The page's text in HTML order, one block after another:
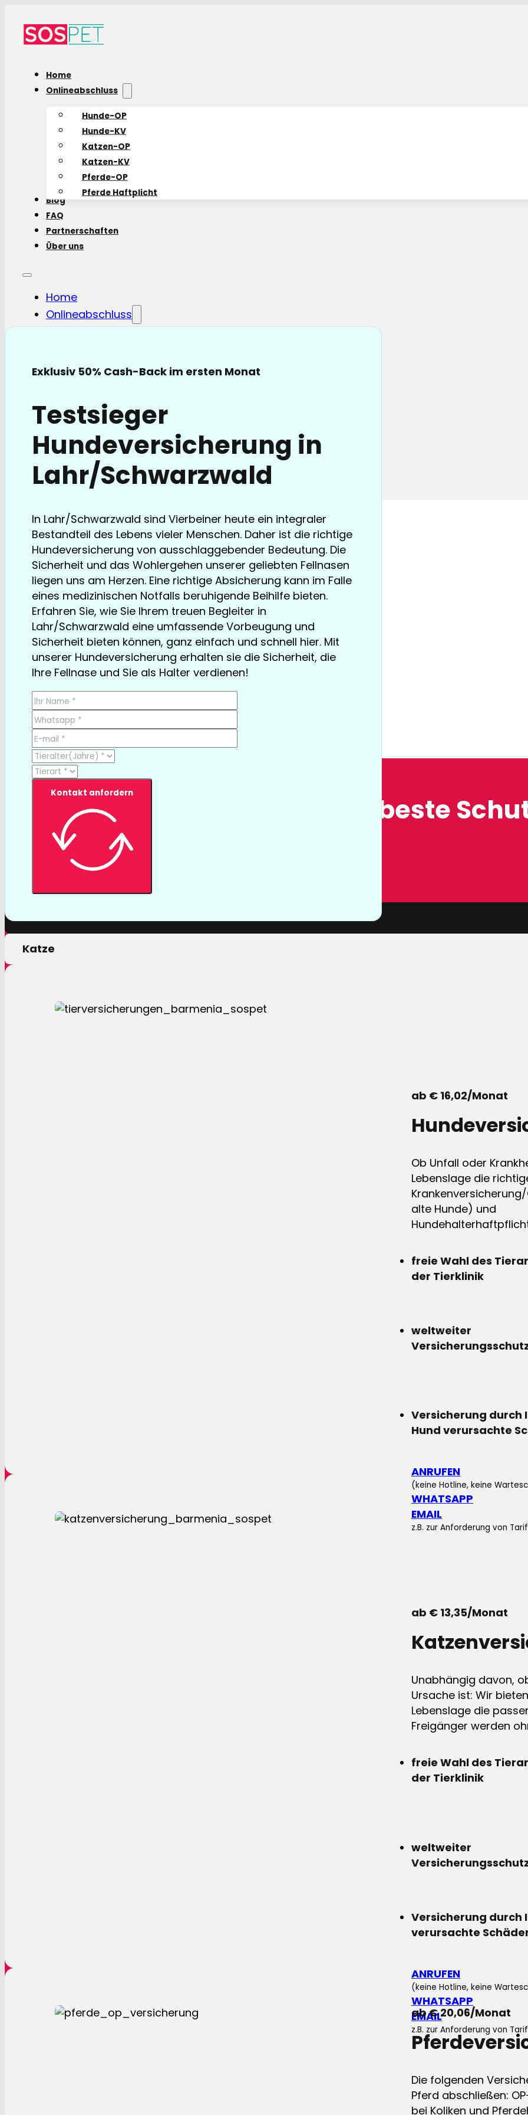
Home
Onlineabschluss
Hunde-OP
Hunde-KV
Katzen-OP
Katzen-KV
Pferde-OP
Pferde Haftplicht
Blog
FAQ
Partnerschaften
Über uns
Home
Onlineabschluss
Hunde-OP
Katzen-KV
Pferde Haftplicht
Blog
FAQ
Partnerschaften
Über uns
Exklusiv 50% Cash-Back im ersten Monat
Testsieger
Hundeversicherung in
Lahr/Schwarzwald
In Lahr/Schwarzwald sind Vierbeiner heute ein integraler
Bestandteil des Lebens vieler Menschen. Daher ist die richtige
Hundeversicherung von ausschlaggebender Bedeutung. Die
Sicherheit und das Wohlergehen unserer geliebten Fellnasen
liegen uns am Herzen. Eine richtige Absicherung kann im Falle
eines medizinischen Notfalls beruhigende Beihilfe bieten.
Erfahren Sie, wie Sie Ihrem treuen Begleiter in
Lahr/Schwarzwald eine umfassende Vorbeugung und
Sicherheit bieten können, ganz einfach und schnell hier. Mit
unserer Hundeversicherung erhalten sie die Sicherheit, die
Ihre Fellnase und Sie als Halter verdienen!
Kontakt anfordern
TESTSIEGER bereits ab € 13,35/Monat
Tierversicherung, der beste
Mit einer Tierversicherung der Barmenia profitieren sie nicht
nur von erstklassigen Leistungen, sondern auch von unserer
Hund
Katze
ab € 16,02/Monat
Ob Unfall oder
Lebenslage die
alte Hunde) und
freie Wahl des
der Tierklinik
weltweiter
Versicherung durch
Hund verursachte
ANRUFEN
(keine Hotline, keine
WHATSAPP
EMAIL
z.B. zur Anforderung von
ab € 13,35/Monat
Unabhängig davon,
Ursache ist: Wir
Lebenslage die
Freigänger werden
freie Wahl des
der Tierklinik
weltweiter
Versicherung durch
verursachte
ANRUFEN
(keine Hotline, keine
WHATSAPP
EMAIL
z.B. zur Anforderung von
ab € 20,06/Monat
Die folgenden
Pferd abschließen:
bei Koliken und